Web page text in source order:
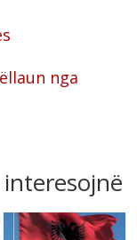
nga